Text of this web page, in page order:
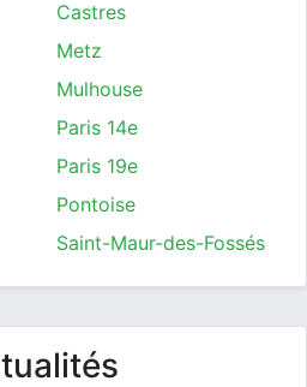
Castres
Metz
Mulhouse
Paris 14e
Paris 19e
Pontoise
Saint-Maur-des-Fossés